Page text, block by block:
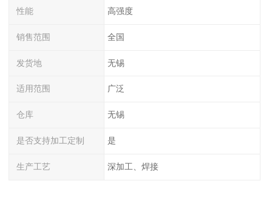
性能 高强度
销售范围 全国
发货地 无锡
适用范围 广泛
仓库 无锡
是否支持加工定制 是
生产工艺 深加工、焊接